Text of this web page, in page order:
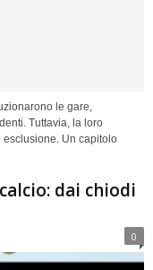
le gare,
Tuttavia, la loro
Un capitolo
dai chiodi
0